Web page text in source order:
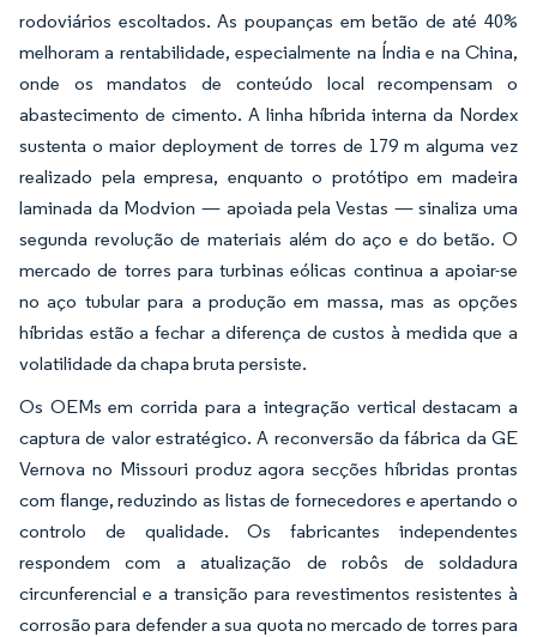
rodoviários escoltados. As poupanças em betão de até 40%
melhoram a rentabilidade, especialmente na Índia e na China,
onde os mandatos de conteúdo local recompensam o
abastecimento de cimento. A linha híbrida interna da Nordex
sustenta o maior deployment de torres de 179 m alguma vez
realizado pela empresa, enquanto o protótipo em madeira
laminada da Modvion — apoiada pela Vestas — sinaliza uma
segunda revolução de materiais além do aço e do betão. O
mercado de torres para turbinas eólicas continua a apoiar-se
no aço tubular para a produção em massa, mas as opções
híbridas estão a fechar a diferença de custos à medida que a
volatilidade da chapa bruta persiste.
Os OEMs em corrida para a integração vertical destacam a
captura de valor estratégico. A reconversão da fábrica da GE
Vernova no Missouri produz agora secções híbridas prontas
com flange, reduzindo as listas de fornecedores e apertando o
controlo de qualidade. Os fabricantes independentes
respondem com a atualização de robôs de soldadura
circunferencial e a transição para revestimentos resistentes à
corrosão para defender a sua quota no mercado de torres para